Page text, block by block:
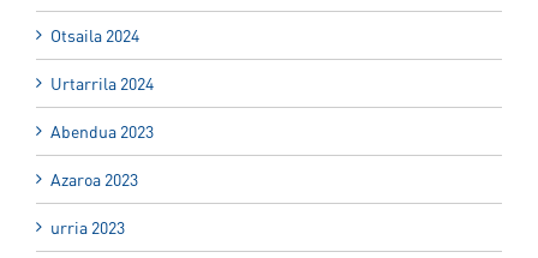
Otsaila 2024
Urtarrila 2024
Abendua 2023
Azaroa 2023
urria 2023